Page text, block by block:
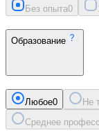
Без опыта0
Образование
Любое0 Не
Среднее